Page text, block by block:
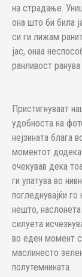
на страдање.
она што би била
си ги лижам
јас, онаа
ранливост
Пристигнуваат
удобноста на
нејзината блага
моментот додека
очекував дека
ги упатува во
погледнувајќи
нешто, наслонета
силуета
во еден момент
маслинесто
полутемнината.